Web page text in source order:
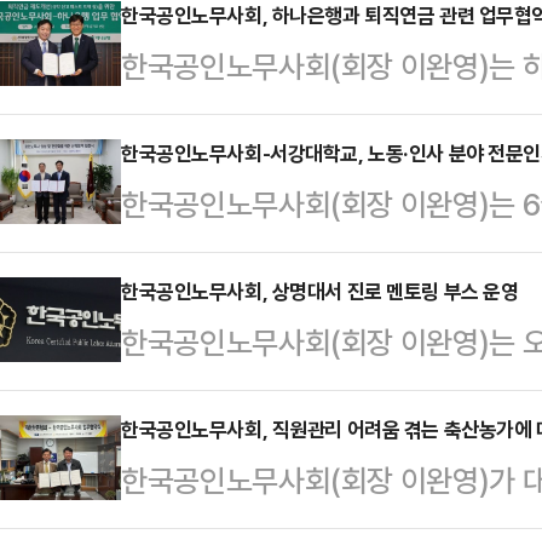
학습 분야의 공동 발전을 위한 업
협약은 양 기관이 상호 신뢰와 협
역량 강화 ▲AI·디지털 교육 ▲신중
각적인 공동 사업을 추진함으로써,
기여하기 위해 마련됐다.양 기관은
사업을 선정했다. …
한국공인노무사회, 하나은행과 퇴직연금 관련 업무협
한국공인노무사회(회장 이완영)는
나은행 본점에서 퇴직연금 가입 활
추진을 위한 업무협약을 체결했다
노무사회 이완영 회장, 하나은행 퇴
이 참석하여 협력 사업 MOU를 체
하는 기업들의 행정 부담을 덜고,
가입을 신속하고 원활하게 추진하
되었다. 특히 기존에 한 달여 …
한국공인노무사회-서강대학교, 노동·인사 분야 전문
한국공인노무사회(회장 이완영)는
·인사·노무 및 법학 분야의 교육·
체결했다고 밝혔다.이번 협약은 양
으로 우수한 전문 인재를 양성하고
기관은 이번 협약을 통해 ▲공인노
정(석·박사 학위 및 계약학과 등)
학교 대학원 신입생 선발 시 공인
진로특강·직무설명…
한국공인노무사회, 상명대서 진로 멘토링 부스 운영
한국공인노무사회(회장 이완영)는
래백년관에서 재학생 대상 진로 멘
이번 행사는 공인노무사 직업에 대
원하기 위해 마련됐다.한국공인노
(MOU)을 바탕으로 청년 진로 지원
한국공인노무사회, 직원관리 어려움 겪는 축산농가에
한국공인노무사회(회장 이완영)가
하고, 한돈 축산농가의 체계적인